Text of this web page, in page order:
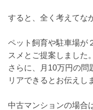
すると、全く考えてな
ペット飼育や駐車場が
スメとご提案しました。
さらに、月10万円の問
リアできるとお伝えし
中古マンションの場合